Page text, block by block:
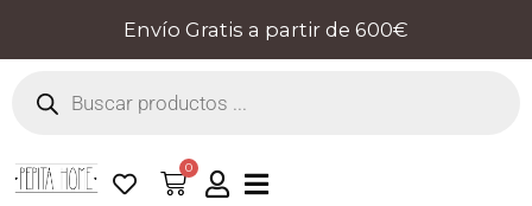
contenido
Envío Gratis a partir de 600€
productos
0
Cart